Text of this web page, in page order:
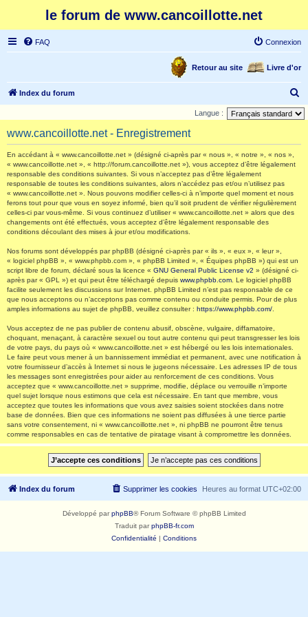
le forum de www.cancoillotte.net
FAQ Connexion
Livre d'or
Retour au site
Index du forum
e
Langue :
www.cancoillotte.net - Enregistrement
En accédant à « www.cancoillotte.net » (désigné ci-après par « nous », « notre », « nos »,
« www.cancoillotte.net », « http://forum.cancoillotte.net »), vous acceptez d’être légalement
responsable des conditions suivantes. Si vous n’acceptez pas d’être légalement
responsable de toutes les conditions suivantes, alors n’accédez pas et/ou n’utilisez pas
« www.cancoillotte.net ». Nous pouvons modifier celles-ci à n’importe quel moment et nous
ferons tout pour que vous en soyez informé, bien qu’il soit prudent de vérifier régulièrement
celles-ci par vous-même. Si vous continuez d’utiliser « www.cancoillotte.net » alors que des
changements ont été effectués, vous acceptez d’être légalement responsable des
conditions découlant des mises à jour et/ou modifications.
Nos forums sont développés par phpBB (désigné ci-après par « ils », « eux », « leur »,
« logiciel phpBB », « www.phpbb.com », « phpBB Limited », « Équipes phpBB ») qui est un
script libre de forum, déclaré sous la licence « GNU General Public License v2 » (désigné ci-
après par « GPL ») et qui peut être téléchargé depuis www.phpbb.com . Le logiciel phpBB
facilite seulement les discussions sur Internet. phpBB Limited n’est pas responsable de ce
que nous acceptons ou n’acceptons pas comme contenu ou conduite permis. Pour de plus
amples informations au sujet de phpBB, veuillez consulter : https://www.phpbb.com/
Vous acceptez de ne pas publier de contenu abusif, obscène, vulgaire, diffamatoire,
choquant, menaçant, à caractère sexuel ou tout autre contenu qui peut transgresser les lois
de votre pays, du pays où « www.cancoillotte.net » est hébergé ou les lois internationales.
Le faire peut vous mener à un bannissement immédiat et permanent, avec une notification à
votre fournisseur d’accès à Internet si nous le jugeons nécessaire. Les adresses IP de tous
les messages sont enregistrées pour aider au renforcement de ces conditions. Vous
acceptez que « www.cancoillotte.net » supprime, modifie, déplace ou verrouille n’importe
quel sujet lorsque nous estimons que cela est nécessaire. En tant que membre, vous
acceptez que toutes les informations que vous avez saisies soient stockées dans notre
base de données. Bien que ces informations ne soient pas diffusées à une tierce partie
sans votre consentement, ni « www.cancoillotte.net », ni phpBB ne pourront être tenus
comme responsables en cas de tentative de piratage visant à compromettre les données.
Index du forum Heures au format UTC+02:00
Supprimer les cookies
Développé parphpBB® Forum Software © phpBB Limited
Traduit parphpBB-fr.com
Confidentialité | Conditions